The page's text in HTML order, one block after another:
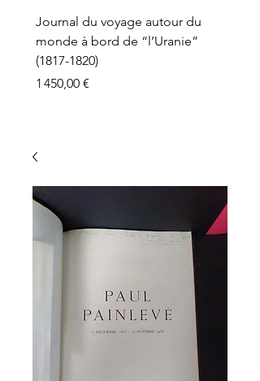
Journal du voyage autour du
monde à bord de “l’Uranie”
(1817-1820)
Prix
1 450,00 €